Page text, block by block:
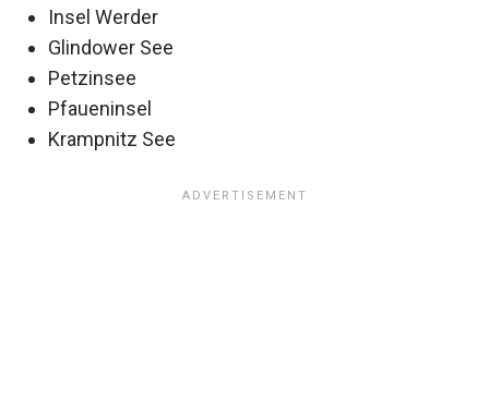
Insel Werder
Glindower See
Petzinsee
Pfaueninsel
Krampnitz See